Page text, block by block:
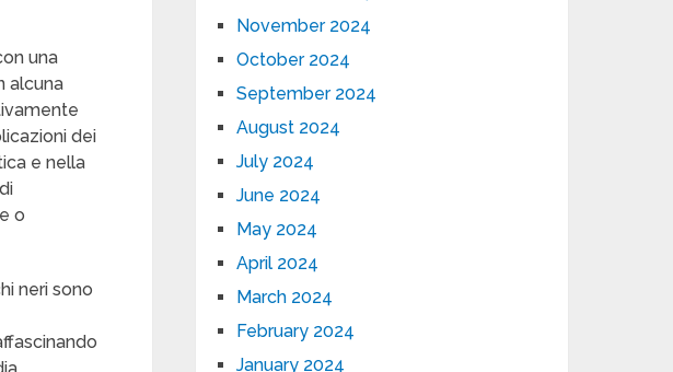
una
alcuna
dei
e nella
o
neri sono
November 2024
October 2024
September 2024
August 2024
July 2024
June 2024
May 2024
April 2024
March 2024
February 2024
January 2024